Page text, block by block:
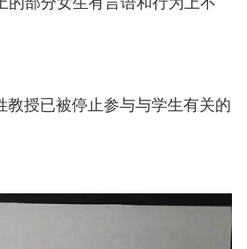
授已被停止参与与学生有关的